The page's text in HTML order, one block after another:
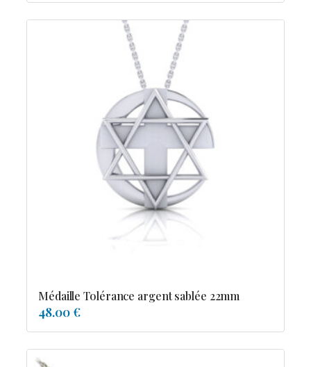
Médaille Tolérance argent sablée 22mm
48.00 €